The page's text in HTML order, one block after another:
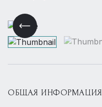
ОБЩАЯ ИНФОРМАЦИЯ